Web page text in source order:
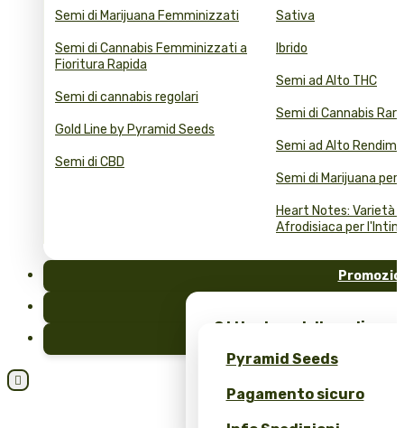
Semi di Marijuana Femminizzati
Semi di Cannabis Femminizzati a
Fioritura Rapida
Semi di cannabis regolari
Gold Line by Pyramid Seeds
Semi di CBD
Sativa
Ibrido
Semi ad Alto THC
Semi di Cannabis Rari
Semi ad Alto
Semi di Marijuana
Heart Notes: Varietà
Afrodisiaca per
Ottieni semi di
Seeds!
Ottieni uno sconto del
Pyramid Seeds
Pagamento sicuro
